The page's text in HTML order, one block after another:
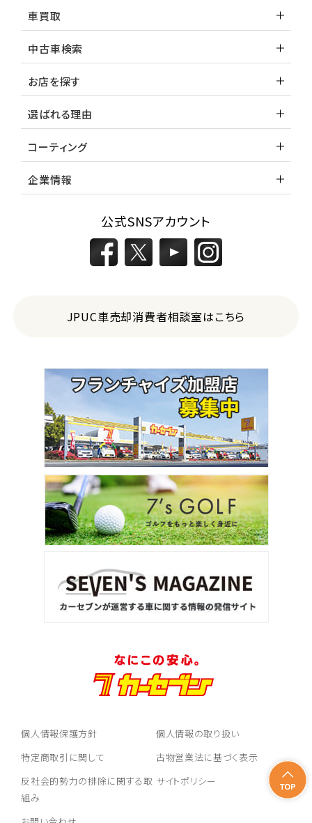
車買取
中古車検索
お店を探す
選ばれる理由
コーティング
企業情報
公式SNSアカウント
JPUC車売却消費者相談室はこちら
個人情報保護方針
個人情報の取り扱い
特定商取引に関して
古物営業法に基づく表示
反社会的勢力の排除に関する取
組み
サイトポリシー